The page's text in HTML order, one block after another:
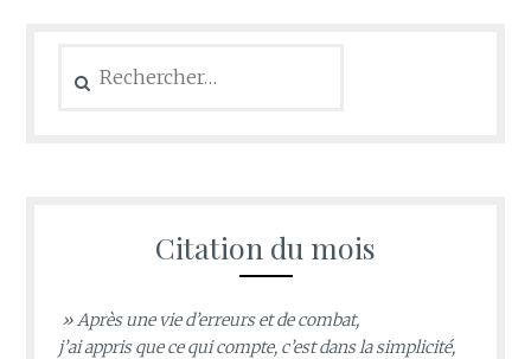
Citation du mois
» Après une vie d’erreurs et de combat,
j’ai appris que ce qui compte, c’est dans la simplicité,